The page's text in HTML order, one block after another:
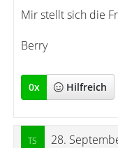
Mir stellt sich die
Berry
0x Hilfreich
28.